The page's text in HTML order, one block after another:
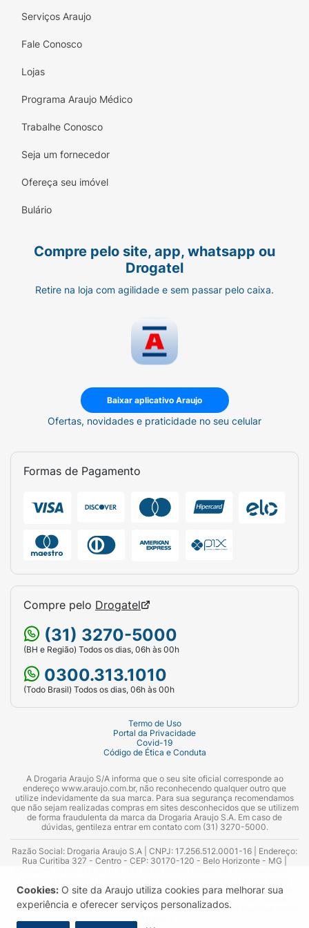
Cookies: O site da Araujo utiliza cookies para melhorar sua
experiência e oferecer serviços personalizados.
cartucho de recarga.
Modo de Uso:
Molhe a pele e aplique o seu gel ou espuma de
Diva suavemente no sentido do crescimento do
pelo ou conforme sua preferência. Enxágue as
finalizar, guarde o aparelho em local seco para
Linha:Diva.
1 Cabo + 1 Cartucho (Refil).
Contém Extrato de Flor de Lótus,
Gel Dermodeslizante.
Indicação:
Uso feminino corporal.
Serviços Araujo
Fale Conosco
Lojas
Programa Araujo Médico
Trabalhe Conosco
Seja um fornecedor
Ofereça seu imóvel
Bulário
Compre pelo site, app, whatsapp ou
Drogatel
Retire na loja com agilidade e sem passar pelo caixa.
Baixar aplicativo Araujo
Ofertas, novidades e praticidade no seu celular
Formas de Pagamento
Compre pelo Drogatel
(31) 3270-5000
(BH e Região) Todos os dias, 06h às 00h
0300.313.1010
(Todo Brasil) Todos os dias, 06h às 00h
Termo de Uso
Portal da Privacidade
Covid-19
Código de Ética e Conduta
A Drogaria Araujo S/A informa que o seu site oficial corresponde ao
endereço www.araujo.com.br, não reconhecendo qualquer outro que
utilize indevidamente da sua marca. Para sua segurança recomendamos
que não sejam realizadas compras em sites desconhecidos que se utilizem
de forma fraudulenta da marca da Drogaria Araujo S.A. Em caso de
dúvidas, gentileza entrar em contato com (31) 3270-5000.
Razão Social: Drogaria Araujo S.A | CNPJ: 17.256.512.0001-16 | Endereço:
Rua Curitiba 327 - Centro - CEP: 30170-120 - Belo Horizonte - MG |
Azevedo Guimarães – CRF 10.965 | Yasmin Silva Alvarenga – CRF 52.584 -
Consultor substituto: Thiago Aguiar Pinheiro - CRF Nº 13.748. Alvará
Sanitário: 2025020713 | Autorização de Funcionamento da Empresa (AFE):